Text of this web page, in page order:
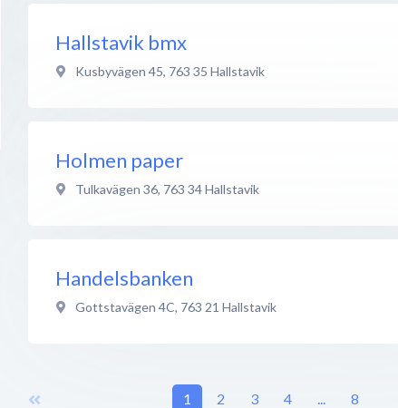
Hallstavik bmx
Kusbyvägen 45, 763 35 Hallstavik
Holmen paper
Tulkavägen 36, 763 34Hallstavik
Handelsbanken
Gottstavägen 4C, 763 21 Hallstavik
1 2 3 4 ... 8